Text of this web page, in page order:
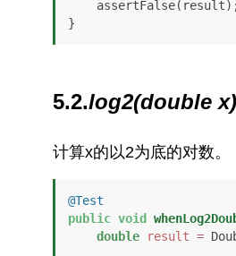
}
5.2.log2(double x)
计算x的以2为底的对数。
@Test
public void
double
result =